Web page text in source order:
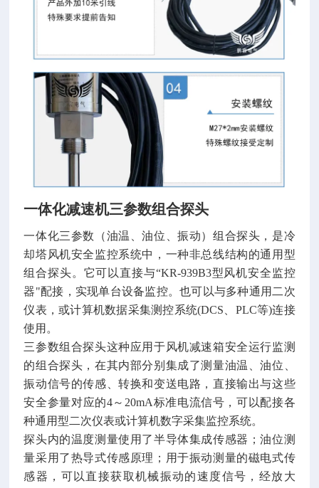
一体化减速机三参数组合探头
一体化三参数（油温、油位、振动）组合探头，是冷
却塔风机安全监控系统中，一种非总线结构的通用型
组合探头。它可以直接与“KR-939B3型风机安全监控
器"配接，实现单台设备监控。也可以与多种通用二次
仪表，或计算机数据采集测控系统(DCS、PLC等)连接
使用。
三参数组合探头这种应用于风机减速箱安全运行监测
的组合探头，在其内部分别集成了测量油温、油位、
振动信号的传感、转换和变送电路，直接输出与这些
安全参量对应的4～20mA标准电流信号，可以配接各
种通用型二次仪表或计算机数字采集监控系统。
探头内的温度测量使用了半导体集成传感器；油位测
量采用了热导式传感原理；用于振动测量的磁电式传
感器，可以直接获取机械振动的速度信号，经放大